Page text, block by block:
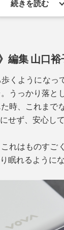
、従来のリチ
実に4倍以上
100台の製品
1,000回後も
も、スマホを
できて、使い
スの2台同時充
続きを読む
編集 山口裕
歩くようになっ
うっかり落と
時、これまで
せず、安心し
れはものすご
眠れるようにな